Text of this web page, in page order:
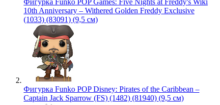
Фигурка Funko POP Games: Five Nights at Freddy's Wiki
10th Anniversary – Withered Golden Freddy Exclusive
(1033) (83091) (9,5 см)
Фигурка Funko POP Disney: Pirates of the Caribbean –
Captain Jack Sparrow (FS) (1482) (81940) (9,5 см)